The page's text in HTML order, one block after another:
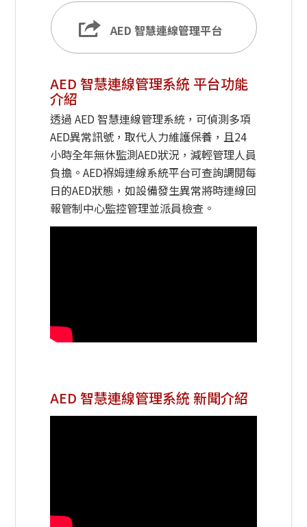
AED 智慧連線管理平台
AED 智慧連線管理系統 平台功能
介紹
透過 AED 智慧連線管理系統，可偵測多項
AED異常訊號，取代人力維護保養，且24
小時全年無休監測AED狀況，減輕管理人員
負擔。AED褓姆連線系統平台可查詢調閱每
日的AED狀態，如設備發生異常將時連線回
報管制中心監控管理並派員檢查。
AED 智慧連線管理系統 新聞介紹